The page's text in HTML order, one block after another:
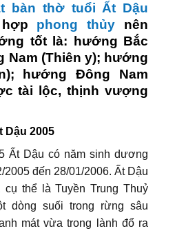
bàn thờ tuổi Ất Dậu
phong thủy nên
tốt là: hướng Bắc
Nam (Thiên y); hướng
hướng Đông Nam
tài lộc, thịnh vượng
Dậu 2005
Ất Dậu có năm sinh dương
2005 đến 28/01/2006. Ất Dậu
cụ thể là Tuyền Trung Thuỷ
dòng suối trong rừng sâu
mát vừa trong lành đổ ra